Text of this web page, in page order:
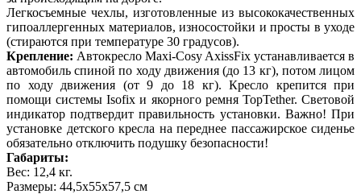
Легкосъемные чехлы, изготовленные из высококачественных
гипоаллергенных материалов, износостойки и просты в уходе
(стираются при температуре 30 градусов).
Крепление: Автокресло Maxi-Cosy AxissFix устанавливается в
автомобиль спиной по ходу движения (до 13 кг), потом лицом
по ходу движения (от 9 до 18 кг). Кресло крепится при
помощи системы Isofix и якорного ремня TopTether. Световой
индикатор подтвердит правильность установки. Важно! При
установке детского кресла на переднее пассажирское сиденье
обязательно отключить подушку безопасности!
Габариты:
Вес: 12,4 кг.
Размеры: 44,5х55х57,5 см